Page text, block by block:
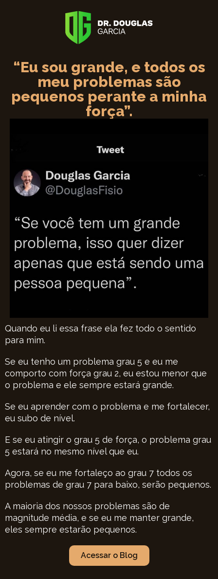
“Eu sou grande, e todos os
meu problemas são
pequenos perante a minha
força”.
Quando eu li essa frase ela fez todo o sentido
para mim.
Se eu tenho um problema grau 5 e eu me
comporto com força grau 2, eu estou menor que
o problema e ele sempre estará grande.
Se eu aprender com o problema e me fortalecer,
eu subo de nível.
E se eu atingir o grau 5 de força, o problema grau
5 estará no mesmo nível que eu.
Agora, se eu me fortaleço ao grau 7 todos os
problemas de grau 7 para baixo, serão pequenos.
A maioria dos nossos problemas são de
magnitude média, e se eu me manter grande,
eles sempre estarão pequenos.
Acessar o Blog